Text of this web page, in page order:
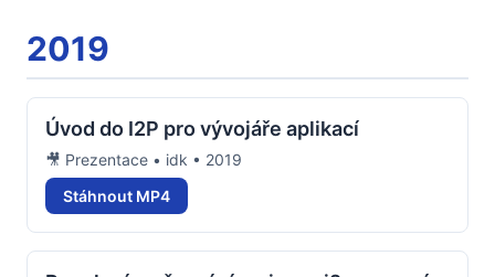
2019
Úvod do I2P pro vývojáře aplikací
🎥 Prezentace • idk • 2019
Stáhnout MP4